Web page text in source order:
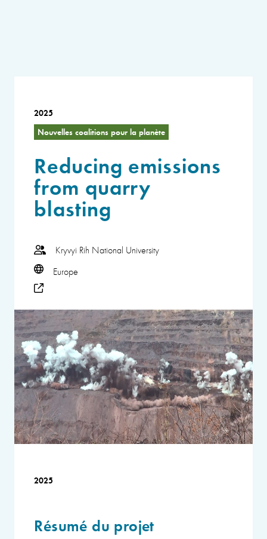
2025
Nouvelles coalitions pour la planète
Reducing emissions
from quarry
blasting
Kryvyi Rih National University
Europe
2025
Résumé du projet